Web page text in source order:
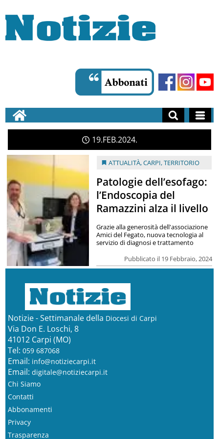
19 FEB 2024
ATTUALITÀ,CARPI,TERRITORIO
Patologie dell’esofago:
l’Endoscopia del
Ramazzini alza il livello
Pubblicato il 19 Febbraio, 2024
Grazie alla generosità dell'associazione
Amici del Fegato, nuova tecnologia al
servizio di diagnosi e trattamento
Notizie - Settimanale della Diocesi di Carpi
Via Don E. Loschi, 8
41012 Carpi (MO)
Tel: 059 687068
Email: info@notiziecarpi.it
Email: digitale@notiziecarpi.it
Chi Siamo
Contatti
Abbonamenti
Privacy
Trasparenza